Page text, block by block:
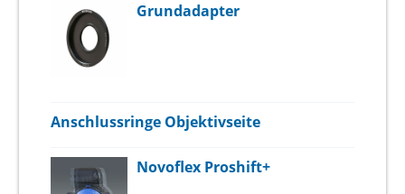
Grundadapter
Anschlussringe Objektivseite
Novoflex Proshift+